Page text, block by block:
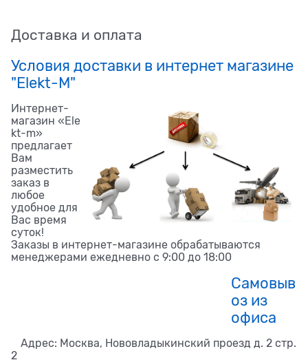
Доставка и оплата
Условия доставки в интернет магазине
"Elekt-M"
Интернет-
магазин «Ele
kt-m»
предлагает
Вам
разместить
заказ в
любое
удобное для
Вас время
суток!
Заказы в интернет-магазине обрабатываются
менеджерами ежедневно с 9:00 до 18:00
Самовыв
оз из
офиса
Адрес: Москва, Нововладыкинский проезд д. 2 стр.
2